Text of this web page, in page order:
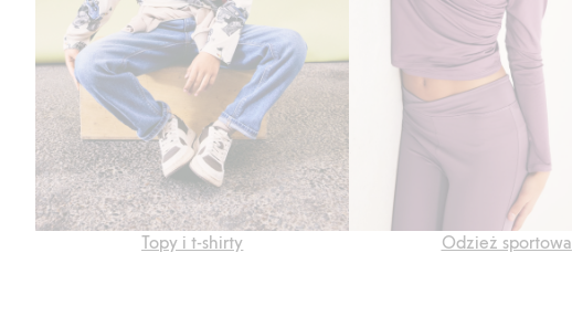
Topy i t-shirty Odzież sportowa